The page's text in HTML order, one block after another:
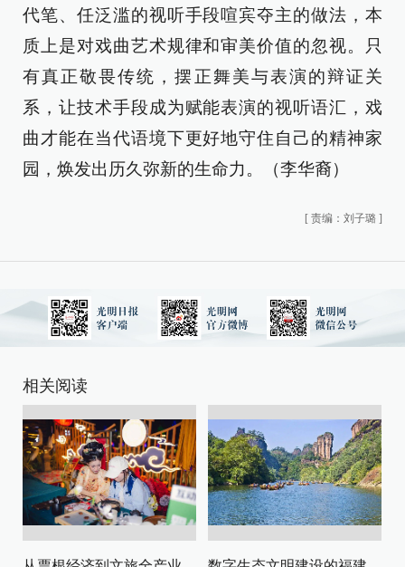
代笔、任泛滥的视听手段喧宾夺主的做法，本
质上是对戏曲艺术规律和审美价值的忽视。只
有真正敬畏传统，摆正舞美与表演的辩证关
系，让技术手段成为赋能表演的视听语汇，戏
曲才能在当代语境下更好地守住自己的精神家
园，焕发出历久弥新的生命力。（李华裔）
[ 责编：刘子璐 ]
相关阅读